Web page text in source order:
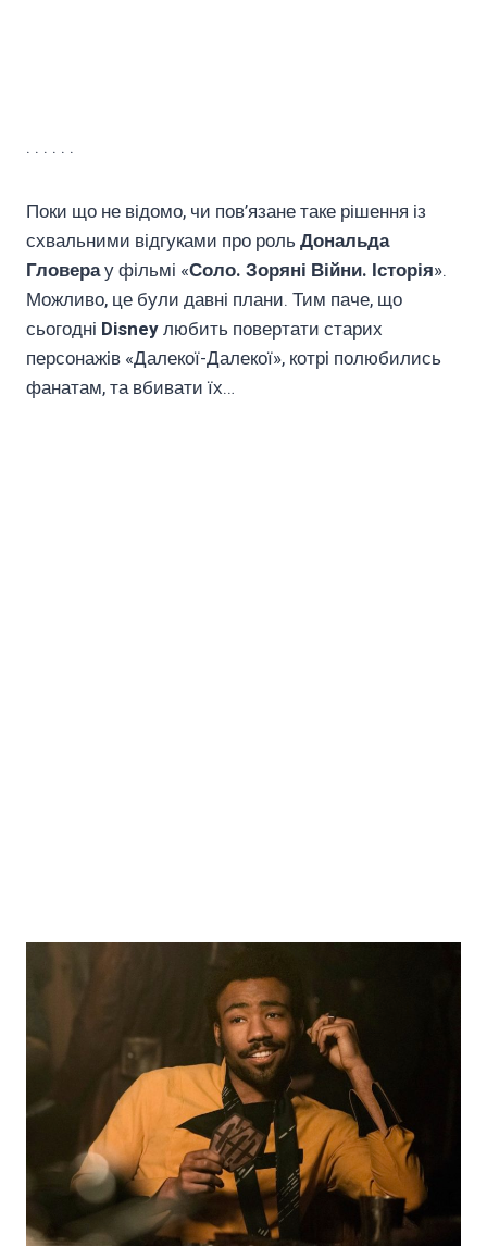
. . . . . .
Поки що не відомо, чи пов’язане таке рішення із
схвальними відгуками про роль Дональда
Гловерау фільмі «Соло. Зоряні Війни. Історія».
Можливо, це були давні плани. Тим паче, що
сьогодні Disneyлюбить повертати старих
персонажів «Далекої-Далекої», котрі полюбились
фанатам, та вбивати їх…